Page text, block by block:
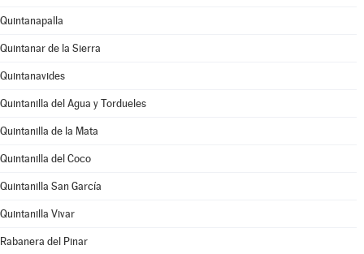
Quintanapalla
Quintanar de la Sierra
Quintanavides
Quintanilla del Agua y Tordueles
Quintanilla de la Mata
Quintanilla del Coco
Quintanilla San García
Quintanilla Vivar
Rabanera del Pinar